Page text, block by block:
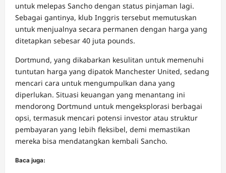
untuk melepas Sancho dengan status pinjaman lagi.
Sebagai gantinya, klub Inggris tersebut memutuskan
untuk menjualnya secara permanen dengan harga yang
ditetapkan sebesar 40 juta pounds.
Dortmund, yang dikabarkan kesulitan untuk memenuhi
tuntutan harga yang dipatok Manchester United, sedang
mencari cara untuk mengumpulkan dana yang
diperlukan. Situasi keuangan yang menantang ini
mendorong Dortmund untuk mengeksplorasi berbagai
opsi, termasuk mencari potensi investor atau struktur
pembayaran yang lebih fleksibel, demi memastikan
mereka bisa mendatangkan kembali Sancho.
Baca juga: